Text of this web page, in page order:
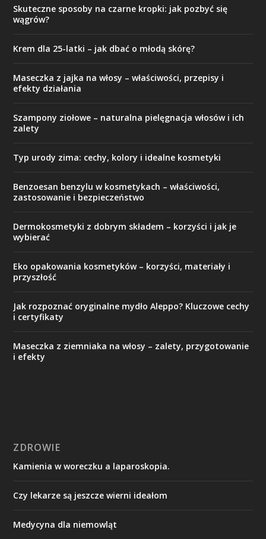
Skuteczne sposoby na czarne kropki: jak pozbyć się
wągrów?
Krem dla 25-latki – jak dbać o młodą skórę?
Maseczka z jajka na włosy – właściwości, przepisy i
efekty działania
Szampony ziołowe – naturalna pielęgnacja włosów i ich
zalety
Typ urody zima: cechy, kolory i idealne kosmetyki
Benzoesan benzylu w kosmetykach – właściwości,
zastosowanie i bezpieczeństwo
Dermokosmetyki z dobrym składem – korzyści i jak je
wybierać
Eko opakowania kosmetyków – korzyści, materiały i
przyszłość
Jak rozpoznać oryginalne mydło Aleppo? Kluczowe cechy
i certyfikaty
Maseczka z ziemniaka na włosy – zalety, przygotowanie
i efekty
ZDROWIE
Kamienia w woreczku a laparoskopia.
Czy lekarze są jeszcze wierni ideałom
Medycyna dla niemowląt